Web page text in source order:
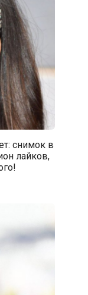
снимок в
лайков,